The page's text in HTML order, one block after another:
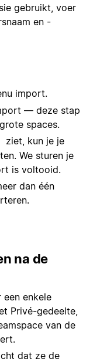
gebruikt, voer
en -
import.
— deze stap
spaces.
ziet, kun je je
We sturen je
is voltooid.
dan één
na de
enkele
Privé-gedeelte,
van de
dat ze de